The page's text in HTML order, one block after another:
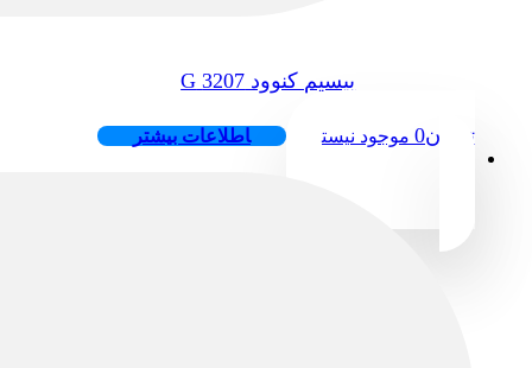
بیسیم کنوود 3207 G
تومان0 موجود نیست اطلاعات بیشتر